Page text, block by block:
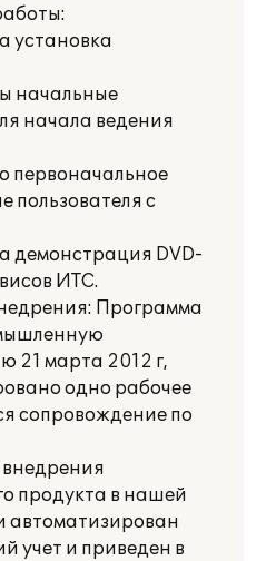
установка
начальные
начала ведения
первоначальное
пользователя с
демонстрация DVD-
ИТС.
Программа
21 марта 2012 г,
одно рабочее
сопровождение по
внедрения
продукта в нашей
автоматизирован
учет и приведен в